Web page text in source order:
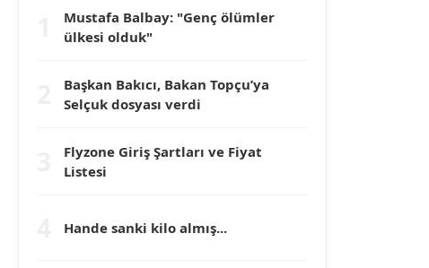
Dr. HAKAN TARTAN
Prof. Dr. YÜCEL OCAK
Mustafa Balbay: "Genç ölümler
ülkesi olduk"
Başkan Bakıcı, Bakan Topçu’ya
Selçuk dosyası verdi
Flyzone Giriş Şartları ve Fiyat
Listesi
Hande sanki kilo almış...